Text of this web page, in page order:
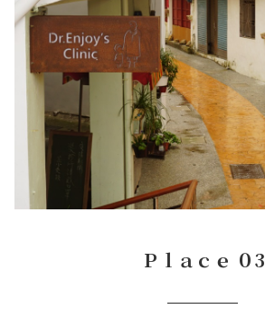
Ｐｌａｃｅ ０3
───